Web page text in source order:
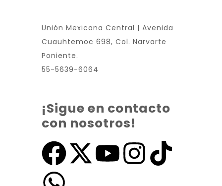
Unión Mexicana Central | Avenida
Cuauhtemoc 698, Col. Narvarte
Poniente.
55-5639-6064
¡Sigue en contacto
con nosotros!